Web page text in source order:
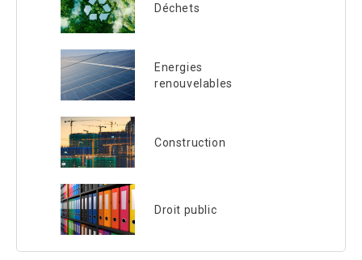
Déchets
Energies
renouvelables
Construction
Droit public